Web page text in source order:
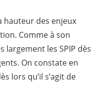
hauteur des enjeux
Comme à son
les SPIP dès
On constate en
lors qu’il s’agit de